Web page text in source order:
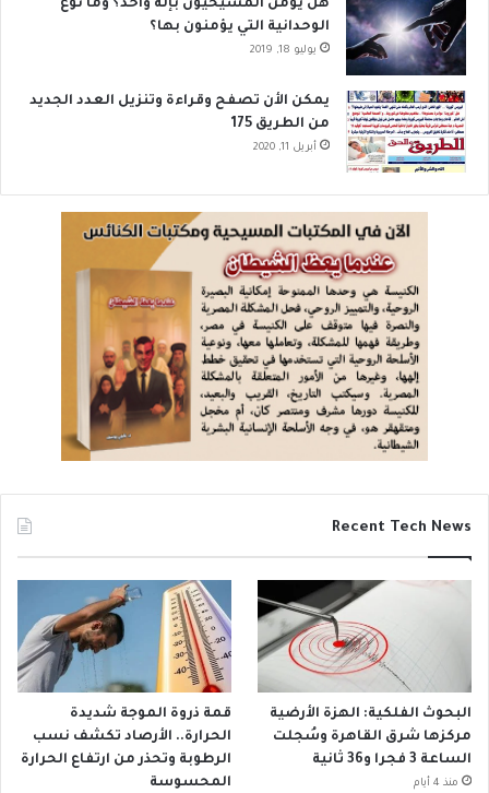
هل يؤمن المسيحيون بإله واحد؟ وما نوع
الوحدانية التي يؤمنون بها؟
يوليو 18, 2019
يمكن الأن تصفح وقراءة وتنزيل العدد الجديد
من الطريق 175
أبريل 11, 2020
Recent Tech News
البحوث الفلكية: الهزة الأرضية
مركزها شرق القاهرة وسُجلت
الساعة 3 فجرا و36 ثانية
منذ 4 أيام
قمة ذروة الموجة شديدة
الحرارة.. الأرصاد تكشف نسب
الرطوبة وتحذر من ارتفاع الحرارة
المحسوسة